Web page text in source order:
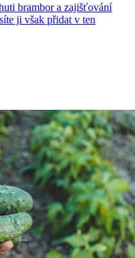
brambor a zajišťování
ji však přidat v ten